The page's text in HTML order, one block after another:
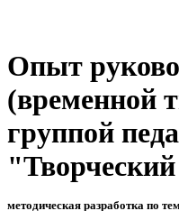
Опыт
(временной
группой
методическая разработка по